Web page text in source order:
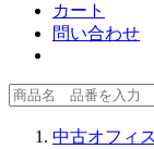
カート
問い合わせ
中古オフィ